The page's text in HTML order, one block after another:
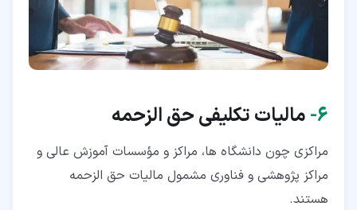
۶‏- مالیات تکلیفی حق الزحمه
مراکزی چون دانشگاه ها، مراکز و مؤسسات آموزش عالی و
مراکز پژوهشی و فناوری مشمول مالیات حق الزحمه
هستند.